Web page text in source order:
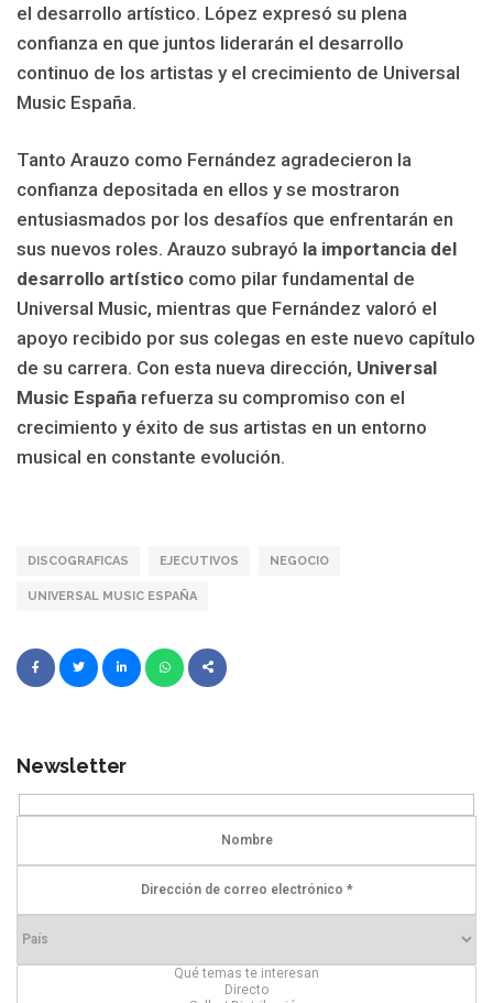
el desarrollo artístico. López expresó su plena
confianza en que juntos liderarán el desarrollo
continuo de los artistas y el crecimiento de Universal
Music España.
Tanto Arauzo como Fernández agradecieron la
confianza depositada en ellos y se mostraron
entusiasmados por los desafíos que enfrentarán en
sus nuevos roles. Arauzo subrayó la importancia del
desarrollo artístico como pilar fundamental de
Universal Music, mientras que Fernández valoró el
apoyo recibido por sus colegas en este nuevo capítulo
de su carrera. Con esta nueva dirección, Universal
Music España refuerza su compromiso con el
crecimiento y éxito de sus artistas en un entorno
musical en constante evolución.
DISCOGRAFICAS EJECUTIVOS NEGOCIO
UNIVERSAL MUSIC ESPAÑA
Newsletter